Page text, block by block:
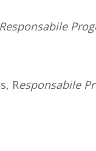
Responsabile
, Responsabile